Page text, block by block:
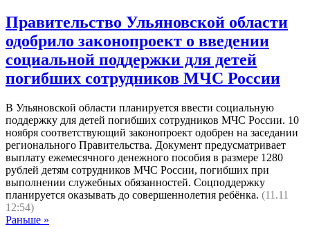
Правительство Ульяновской области
одобрило законопроект о введении
социальной поддержки для детей
погибших сотрудников МЧС России
В Ульяновской области планируется ввести социальную
поддержку для детей погибших сотрудников МЧС России. 10
ноября соответствующий законопроект одобрен на заседании
регионального Правительства. Документ предусматривает
выплату ежемесячного денежного пособия в размере 1280
рублей детям сотрудников МЧС России, погибших при
выполнении служебных обязанностей. Соцподдержку
планируется оказывать до совершеннолетия ребёнка. (11.11
12:54)
Раньше »